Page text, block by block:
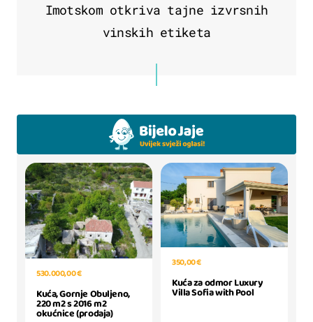
Imotskom otkriva tajne izvrsnih
vinskih etiketa
530.000,00 €
Kuća, Gornje Obuljeno,
220 m2 s 2016 m2
okućnice (prodaja)
350,00 €
Kuća za odmor Luxury
Villa Sofia with Pool